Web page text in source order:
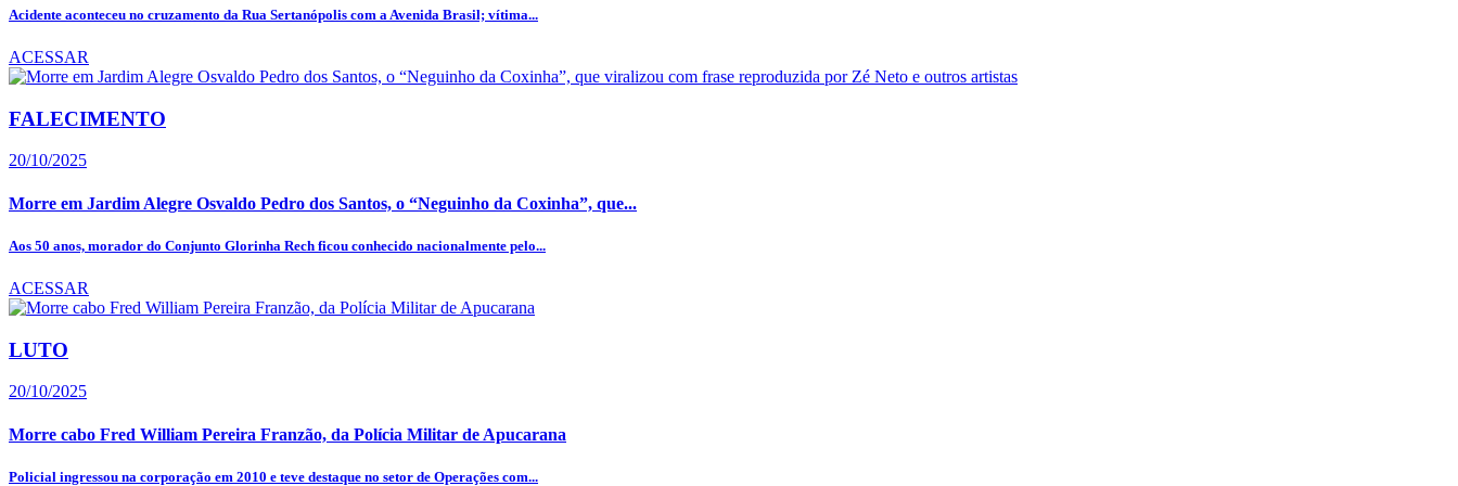
Acidente aconteceu no cruzamento da Rua Sertanópolis com a Avenida Brasil; vítima...
ACESSAR
FALECIMENTO
20/10/2025
Morre em Jardim Alegre Osvaldo Pedro dos Santos, o “Neguinho da Coxinha”, que...
Aos 50 anos, morador do Conjunto Glorinha Rech ficou conhecido nacionalmente pelo...
ACESSAR
LUTO
20/10/2025
Morre cabo Fred William Pereira Franzão, da Polícia Militar de Apucarana
Policial ingressou na corporação em 2010 e teve destaque no setor de Operações com...